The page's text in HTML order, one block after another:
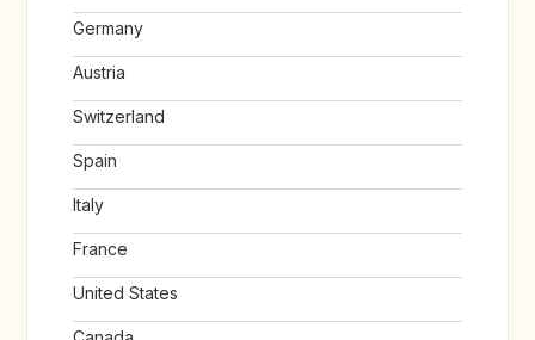
Germany
Austria
Switzerland
Spain
Italy
France
United States